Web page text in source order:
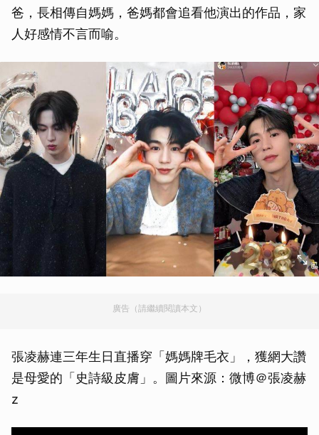
爸，長相傳自媽媽，爸媽都會追看他演出的作品，家
人好感情不言而喻。
廣告（請繼續閱讀本文）
張凌赫連三年生日直播穿「媽媽牌毛衣」，獲網大讚
是母愛的「史詩級皮膚」。圖片來源：微博＠張凌赫
z